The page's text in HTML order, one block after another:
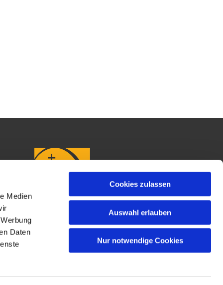
Medien
Daten
Cookies zulassen
Auswahl erlauben
Nur notwendige Cookies